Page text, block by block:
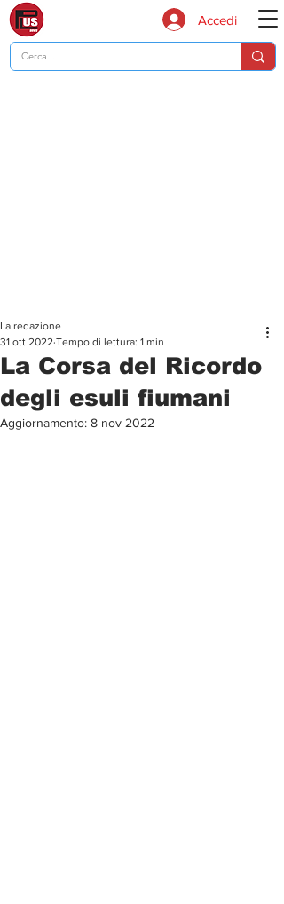
Accedi
La Corsa del Ricordo
degli esuli fiumani
La redazione
31 ott 2022 Tempo di lettura: 1 min
Aggiornamento: 8 nov 2022